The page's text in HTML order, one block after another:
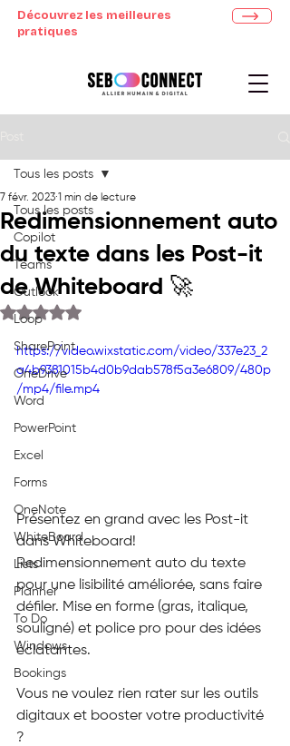
Découvrez les meilleures
pratiques
Tous les posts
Copilot
Teams
Outlook
Loop
SharePoint
OneDrive
Word
PowerPoint
Excel
Forms
OneNote
WhiteBoard
Lists
Planner
To Do
Windows
Bookings
Tous les posts
Redimensionnement auto
du texte dans les Post-it
de Whiteboard 🚀
7 févr. 2023 1 min de lecture
Noté NaN étoiles sur 5.
https://video.wixstatic.com/video/337e23_2
a4b9381015b4d0b9dab578f5a3e6809/480p
/mp4/file.mp4
Présentez en grand avec les Post-it
dans Whiteboard!
Redimensionnement auto du texte
pour une lisibilité améliorée, sans faire
défiler. Mise en forme (gras, italique,
souligné) et police pro pour des idées
éclatantes.
Vous ne voulez rien rater sur les outils
digitaux et booster votre productivité
?